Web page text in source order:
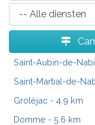
Saint-Aubin-de-
Saint-Martial-de-
Groléjac - 4.9 km
Domme - 5.6 km